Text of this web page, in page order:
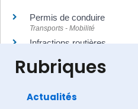
Permis de conduire
Transports - Mobilité
Infractions routières
Rubriques
Actualités